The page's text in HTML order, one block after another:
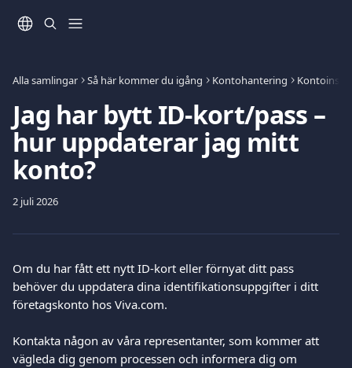
Alla samlingar Så här kommer du igång Kontohantering
Jag har bytt ID-kort/pass –
hur uppdaterar jag mitt
konto?
2 juli 2026
Om du har fått ett nytt ID-kort eller förnyat ditt pass
behöver du uppdatera dina identifikationsuppgifter i ditt
företagskonto hos Viva.com.
Kontakta någon av våra representanter, som kommer att
vägleda dig genom processen och informera dig om